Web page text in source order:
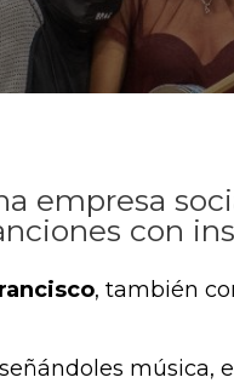
empresa
con
, también
música,